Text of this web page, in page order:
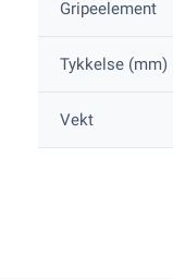
Gripeelement
Tykkelse (mm)
Vekt